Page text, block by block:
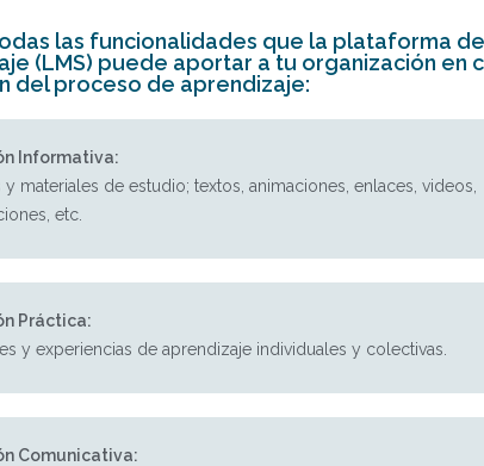
las funcionalidades que la plataforma de
(LMS) puede aportar a tu organización en
del proceso de aprendizaje:
Informativa:
y materiales de estudio; textos, animaciones, enlaces, videos,
etc.
Práctica:
y experiencias de aprendizaje individuales y colectivas.
Comunicativa: